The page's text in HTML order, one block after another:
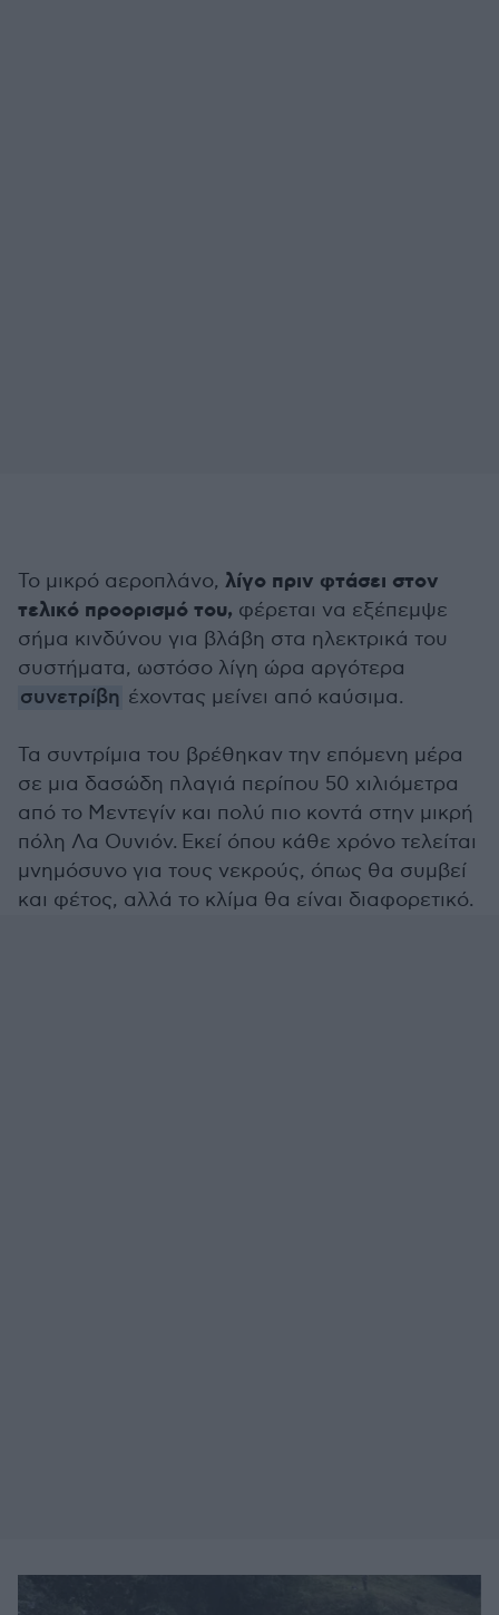
Το μικρό αεροπλάνο, λίγο πριν φτάσει στον
τελικό προορισμό του, φέρεται να εξέπεμψε
σήμα κινδύνου για βλάβη στα ηλεκτρικά του
συστήματα, ωστόσο λίγη ώρα αργότερα
συνετρίβη έχοντας μείνει από καύσιμα.
Τα συντρίμια του βρέθηκαν την επόμενη μέρα
σε μια δασώδη πλαγιά περίπου 50 χιλιόμετρα
από το Μεντεγίν και πολύ πιο κοντά στην μικρή
πόλη Λα Ουνιόν. Εκεί όπου κάθε χρόνο τελείται
μνημόσυνο για τους νεκρούς, όπως θα συμβεί
και φέτος, αλλά το κλίμα θα είναι διαφορετικό.